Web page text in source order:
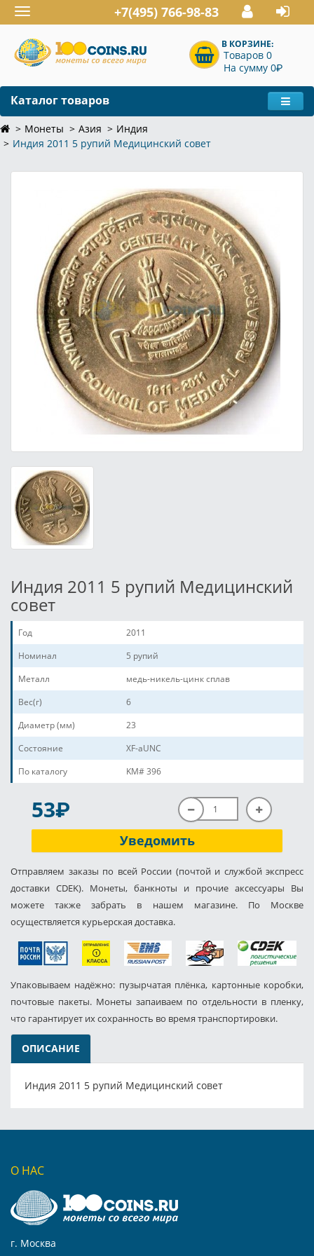
Toggle
navigation
+7(495) 766-98-83
В КОРЗИНЕ:
Товаров 0
На сумму 0P
Каталог товаров
Монеты Азия
Индия
Индия 2011 5 рупий Медицинский совет
Индия 2011 5 рупий Медицинский
совет
Год
2011
Номинал
5 рупий
Металл
медь-никель-цинк сплав
Вес(г)
6
Диаметр (мм)
23
Состояние
XF-aUNC
По каталогу
KM# 396
53P
Уведомить
Отправляем заказы по всей России (почтой и службой экспресс
доставки CDEK). Монеты, банкноты и прочие аксессуары Вы
можете также забрать в нашем магазине. По Москве
осуществляется курьерская доставка.
Упаковываем надёжно: пузырчатая плёнка, картонные коробки,
почтовые пакеты. Монеты запаиваем по отдельности в пленку,
что гарантирует их сохранность во время транспортировки.
ОПИСАНИЕ
Индия 2011 5 рупий Медицинский совет
О НАС
г. Москва